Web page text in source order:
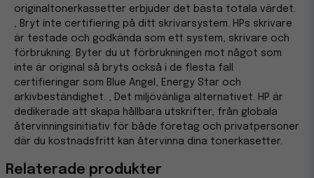
Relaterade produkter
originaltonerkassetter erbjuder det bästa totala värdet.
, Bryt inte certifiering på ditt skrivarsystem. HPs skrivare
är testade och godkända som ett system, skrivare och
förbrukning. Byter du ut förbrukningen mot något som
inte är original så bryts också i de flesta fall
certifieringar som Blue Angel, Energy Star och
arkivbeständighet. , Det miljövänliga alternativet. HP är
dedikerade att skapa hållbara utskrifter, från globala
återvinningsinitiativ för både företag och privatpersoner
där du kostnadsfritt kan återvinna dina tonerkasetter.